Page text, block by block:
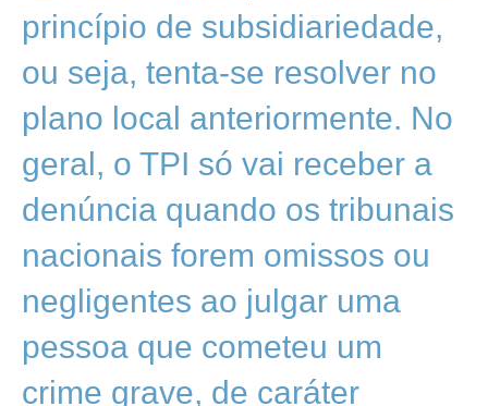
princípio de subsidiariedade,
ou seja, tenta-se resolver no
plano local anteriormente. No
geral, o TPI só vai receber a
denúncia quando os tribunais
nacionais forem omissos ou
negligentes ao julgar uma
pessoa que cometeu um
crime grave, de caráter